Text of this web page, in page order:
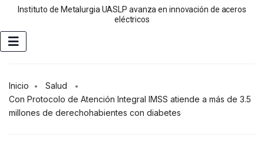
Instituto de Metalurgia UASLP avanza en innovación de aceros
eléctricos
Inicio
Salud
Con Protocolo de Atención Integral IMSS atiende a más de 3.5
millones de derechohabientes con diabetes